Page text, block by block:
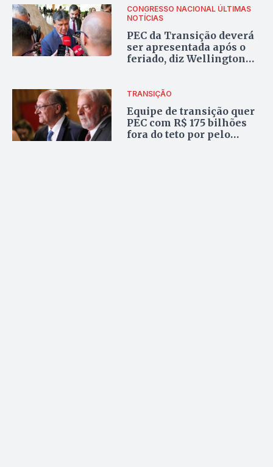
CONGRESSO NACIONAL ÚLTIMAS
NOTÍCIAS
PEC da Transição deverá
ser apresentada após o
feriado, diz Wellington
TRANSIÇÃO
Equipe de transição quer
PEC com R$ 175 bilhões
fora do teto por pelo